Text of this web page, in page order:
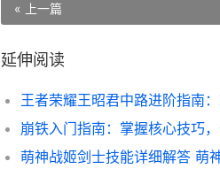
« 上一篇
延伸阅读
萌神战姬剑士技能详细解答 萌